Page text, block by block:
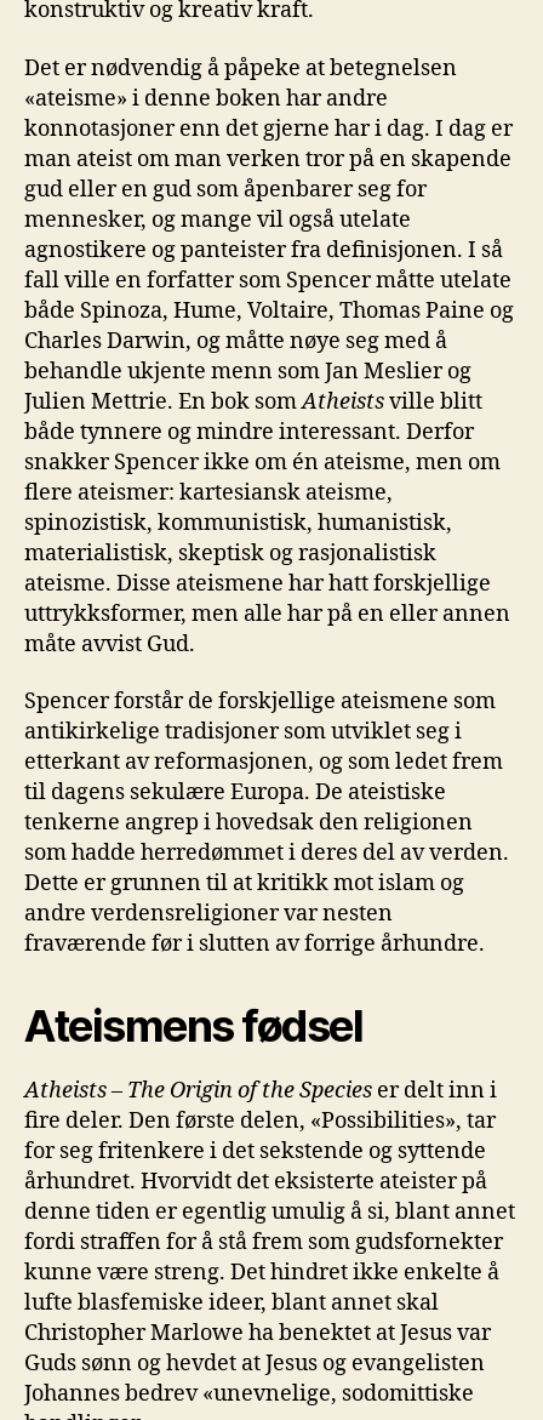
konstruktiv og kreativ kraft.
Det er nødvendig å påpeke at betegnelsen
«ateisme» i denne boken har andre
konnotasjoner enn det gjerne har i dag. I dag er
man ateist om man verken tror på en skapende
gud eller en gud som åpenbarer seg for
mennesker, og mange vil også utelate
agnostikere og panteister fra definisjonen. I så
fall ville en forfatter som Spencer måtte utelate
både Spinoza, Hume, Voltaire, Thomas Paine og
Charles Darwin, og måtte nøye seg med å
behandle ukjente menn som Jan Meslier og
Julien Mettrie. En bok somAtheistsville blitt
både tynnere og mindre interessant. Derfor
snakker Spencer ikke om én ateisme, men om
flere ateismer: kartesiansk ateisme,
spinozistisk, kommunistisk, humanistisk,
materialistisk, skeptisk og rasjonalistisk
ateisme. Disse ateismene har hatt forskjellige
uttrykksformer, men alle har på en eller annen
måte avvist Gud.
Spencer forstår de forskjellige ateismene som
antikirkelige tradisjoner som utviklet seg i
etterkant av reformasjonen, og som ledet frem
til dagens sekulære Europa. De ateistiske
tenkerne angrep i hovedsak den religionen
som hadde herredømmet i deres del av verden.
Dette er grunnen til at kritikk mot islam og
andre verdensreligioner var nesten
fraværende før i slutten av forrige århundre.
Ateismens fødsel
Atheists– The OriginoftheSpecies er delt inn i
fire deler. Den første delen, «Possibilities», tar
for seg fritenkere i det sekstende og syttende
århundret. Hvorvidt det eksisterte ateister på
denne tiden er egentlig umulig å si, blant annet
fordi straffen for å stå frem som gudsfornekter
kunne være streng. Det hindret ikke enkelte å
lufte blasfemiske ideer, blant annet skal
Christopher Marlowe ha benektet at Jesus var
Guds sønn og hevdet at Jesus og evangelisten
Johannes bedrev «unevnelige, sodomittiske